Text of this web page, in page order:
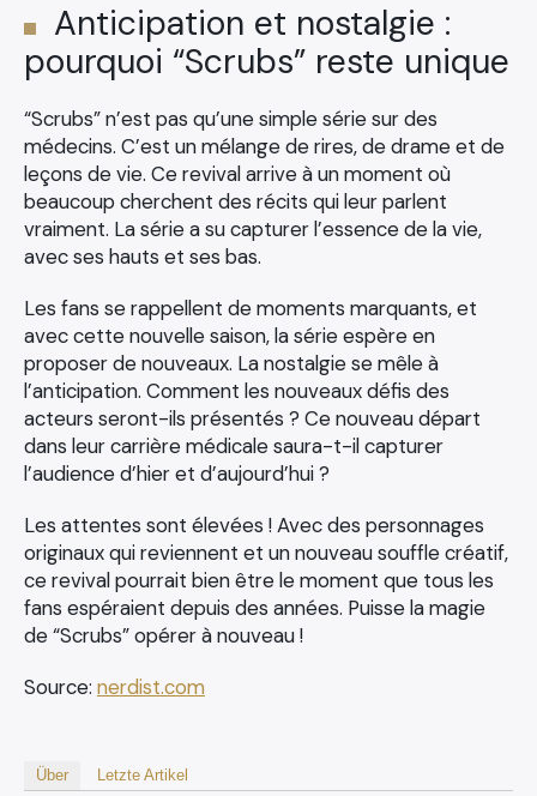
Anticipation et nostalgie :
pourquoi “Scrubs” reste unique
“Scrubs” n’est pas qu’une simple série sur des
médecins. C’est un mélange de rires, de drame et de
leçons de vie. Ce revival arrive à un moment où
beaucoup cherchent des récits qui leur parlent
vraiment. La série a su capturer l’essence de la vie,
avec ses hauts et ses bas.
Les fans se rappellent de moments marquants, et
avec cette nouvelle saison, la série espère en
proposer de nouveaux. La nostalgie se mêle à
l’anticipation. Comment les nouveaux défis des
acteurs seront-ils présentés ? Ce nouveau départ
dans leur carrière médicale saura-t-il capturer
l’audience d’hier et d’aujourd’hui ?
Les attentes sont élevées ! Avec des personnages
originaux qui reviennent et un nouveau souffle créatif,
ce revival pourrait bien être le moment que tous les
fans espéraient depuis des années. Puisse la magie
de “Scrubs” opérer à nouveau !
Source: nerdist.com
Über Letzte Artikel